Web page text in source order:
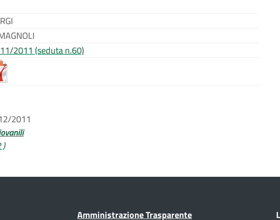
2011 (seduta n.60)
2011
)
Amministrazione Trasparente